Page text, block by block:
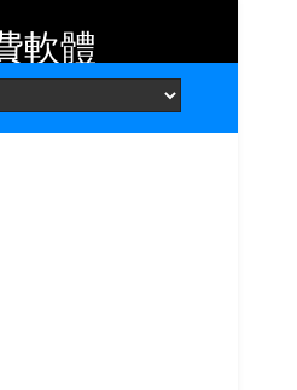
Contact
軟體
好用的手機應用
費軟體